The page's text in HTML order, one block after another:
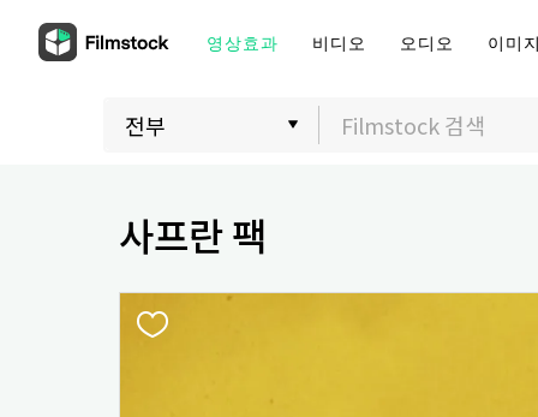
영상효과 비디오 오디오 이미
사프란 팩